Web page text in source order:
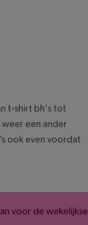
t-shirt bh's tot
een ander
ook even voordat
voor de wekelijkse